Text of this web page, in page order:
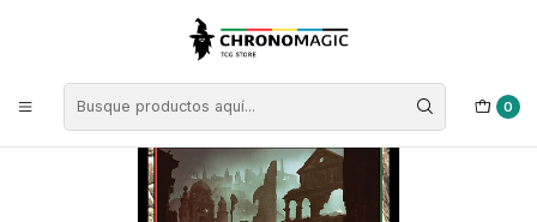
0
Singles de Magic: The Gathering
Gruul Turf | EN | NM | MKC